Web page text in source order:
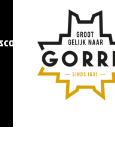
the area